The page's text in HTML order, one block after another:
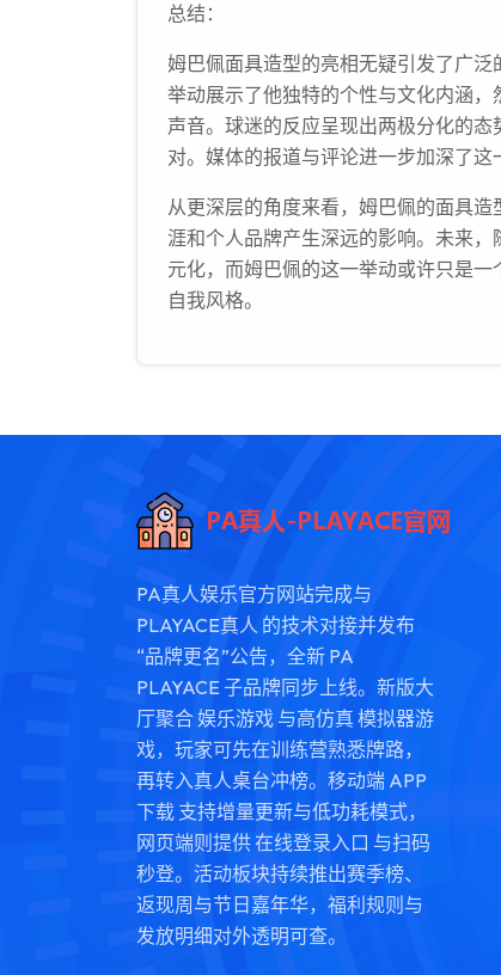
总结：
姆巴佩面具造型的亮相无疑引发了广
举动展示了他独特的个性与文化内涵
声音。球迷的反应呈现出两极分化的
对。媒体的报道与评论进一步加深了这
从更深层的角度来看，姆巴佩的面具
涯和个人品牌产生深远的影响。未来
元化，而姆巴佩的这一举动或许只是
自我风格。
PA真人娱乐官方网站完成与
PLAYACE真人 的技术对接并发布
“品牌更名”公告，全新 PA
PLAYACE 子品牌同步上线。新版大
厅聚合 娱乐游戏 与高仿真 模拟器游
戏，玩家可先在训练营熟悉牌路，
再转入真人桌台冲榜。移动端 APP
下载 支持增量更新与低功耗模式，
网页端则提供 在线登录入口 与扫码
秒登。活动板块持续推出赛季榜、
返现周与节日嘉年华，福利规则与
发放明细对外透明可查。